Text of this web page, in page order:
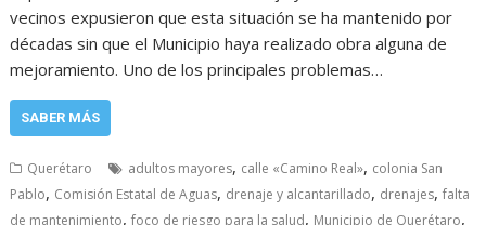
vecinos expusieron que esta situación se ha mantenido por
décadas sin que el Municipio haya realizado obra alguna de
mejoramiento. Uno de los principales problemas…
SABER MÁS
Querétaro adultos mayores, calle «Camino Real», colonia San
Pablo, Comisión Estatal de Aguas, drenaje y alcantarillado, drenajes,falta
de mantenimiento,foco de riesgo para la salud, Municipio de Querétaro,